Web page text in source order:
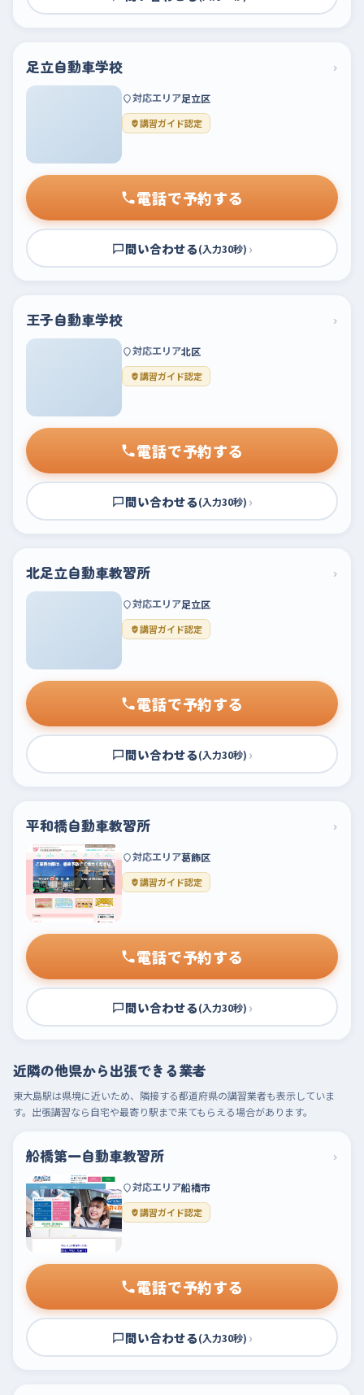
足立自動車学校 ›
対応エリア足立区
講習ガイド認定
電話で予約する
問い合わせる(入力30秒) ›
王子自動車学校 ›
対応エリア北区
講習ガイド認定
電話で予約する
問い合わせる(入力30秒) ›
北足立自動車教習所 ›
対応エリア足立区
講習ガイド認定
電話で予約する
問い合わせる(入力30秒) ›
平和橋自動車教習所 ›
対応エリア葛飾区
講習ガイド認定
電話で予約する
問い合わせる(入力30秒) ›
近隣の他県から出張できる業者
東大島駅は県境に近いため、隣接する都道府県の講習業者も表示していま
す。出張講習なら自宅や最寄り駅まで来てもらえる場合があります。
船橋第一自動車教習所 ›
対応エリア船橋市
講習ガイド認定
電話で予約する
問い合わせる(入力30秒) ›